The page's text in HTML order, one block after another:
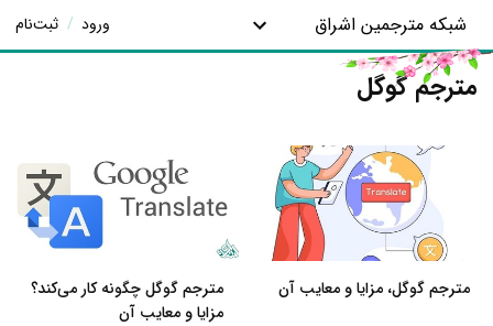
شبکه مترجمین اشراق ورود / ثبت‌نام
مترجم گوگل
مترجم گوگل، مزایا و معایب آن
مترجم گوگل چگونه کار می‌کند؟
مزایا و معایب آن